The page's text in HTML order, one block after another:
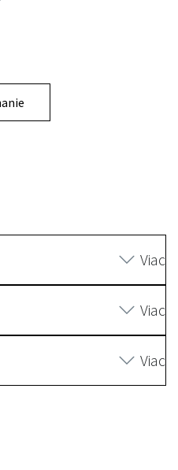
Viac
Viac
Viac